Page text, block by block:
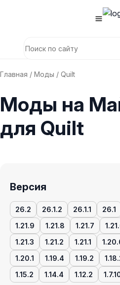
Главная / Моды / Quilt
Моды на
для Quilt
Версия
26.2 26.1.2 26.1.1 26.1
1.21.9
1.21.8 1.21.7
1.21.3
1.21.2 1.21.1
1.20.1
1.19.4 1.19.2
1.15.2
1.14.4 1.12.2